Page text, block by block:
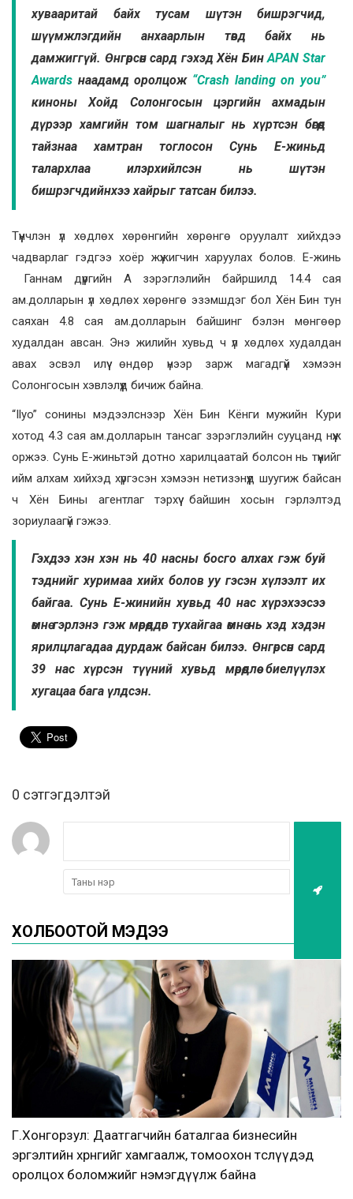
хувааритай байх тусам шүтэн бишрэгчид,
шүүмжлэгдийн анхаарлын төвд байх нь
дамжиггүй. Өнгөрсөн сард гэхэд Хён БинAPAN Star
Awards наадамд оролцож “Crash landing on you”
киноны Хойд Солонгосын цэргийн ахмадын
дүрээр хамгийн том шагналыг нь хүртсэн бөгөөд
тайзнаа хамтран тоглосон Сунь Е-жиньд
талархлаа илэрхийлсэн нь шүтэн
бишрэгчдийнхээ хайрыг татсан билээ.
Түүнчлэн үл хөдлөх хөрөнгийн хөрөнгө оруулалт хийхдээ
чадварлаг гэдгээ хоёр жүжигчин харуулах болов. Е-жинь
Ганнам дүүргийн А зэрэглэлийн байршилд 14.4 сая
ам.долларын үл хөдлөх хөрөнгө эзэмшдэг бол Хён Бин тун
саяхан 4.8 сая ам.долларын байшинг бэлэн мөнгөөр
худалдан авсан. Энэ жилийн хувьд ч үл хөдлөх худалдан
авах эсвэл илүү өндөр үнээр зарж магадгүй хэмээн
Солонгосын хэвлэлүүд бичиж байна.
“Ilyo” сонины мэдээлснээр Хён Бин Кёнги мужийн Кури
хотод 4.3 сая ам.долларын тансаг зэрэглэлийн сууцанд нүүж
оржээ. Сунь Е-жиньтэй дотно харилцаатай болсон нь түүнийг
ийм алхам хийхэд хүргэсэн хэмээн нетизэнүүд шуугиж байсан
ч Хён Бины агентлаг тэрхүү байшин хосын гэрлэлтэд
зориулаагүй гэжээ.
Гэхдээ хэн хэн нь 40 насны босго алхах гэж буй
тэднийг хуримаа хийх болов уу гэсэн хүлээлт их
байгаа. Сунь Е-жинийн хувьд 40 нас хүрэхээсээ
өмнө гэрлэнэ гэж мөрөөддөг тухайгаа өмнө нь хэд хэдэн
ярилцлагадаа дурдаж байсан билээ. Өнгөрсөн сард
39 нас хүрсэн түүний хувьд мөрөөдлөө биелүүлэх
хугацаа бага үлдсэн.
0 cэтгэгдэлтэй
ХОЛБООТОЙ МЭДЭЭ
Г.Хонгорзул: Даатгагчийн баталгаа бизнесийн
эргэлтийн хөрөнгийг хамгаалж, томоохон төслүүдэд
оролцох боломжийг нэмэгдүүлж байна